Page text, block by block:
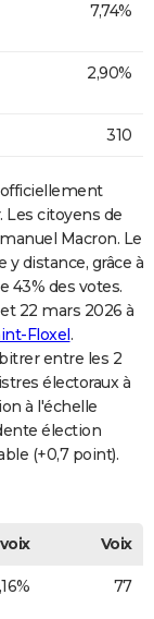
7,74%
2,90%
310
citoyens de
Macron. Le
distance, grâce à
43% des votes.
22 mars 2026 à
Floxel.
entre les 2
électoraux à
à l'échelle
élection
(+0,7 point).
Voix
77